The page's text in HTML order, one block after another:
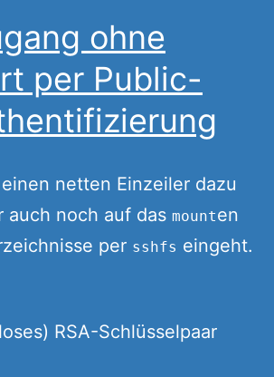
ohne
per Public-
netten Einzeiler dazu
auch noch auf das mounten
per sshfs eingeht.
RSA-Schlüsselpaar